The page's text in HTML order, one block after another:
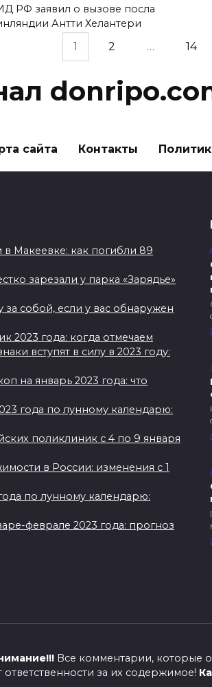
РФ заявил о вызове посла
Антти Хелантери
1 2 … 14
сайта Контакты
Макеевке: как погибли 89
зарезали у парка «Зарядье»
за собой, если у вас обнаружен
2023 года: когда отмечаем
вступят в силу в 2023 году:
на январь 2023 года: что
года по лунному календарю:
поликлиник с 4 по 9 января
в России: изменения с 1
по лунному календарю:
феврале 2023 года: прогноз
Все комментарии, которые
за их содержимое!